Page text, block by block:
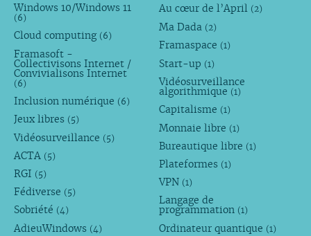
Windows 10/Windows 11
(6)
Cloud computing (6)
Framasoft -
Collectivisons Internet /
Convivialisons Internet
(6)
Inclusion numérique (6)
Jeux libres (5)
Vidéosurveillance (5)
ACTA (5)
RGI (5)
Fédiverse (5)
Sobriété (4)
AdieuWindows (4)
Au cœur de l’April (2)
Ma Dada (2)
Framaspace (1)
Start-up (1)
Vidéosurveillance
algorithmique (1)
Capitalisme (1)
Monnaie libre (1)
Bureautique libre (1)
Plateformes (1)
VPN (1)
Langage de
programmation (1)
Ordinateur quantique (1)